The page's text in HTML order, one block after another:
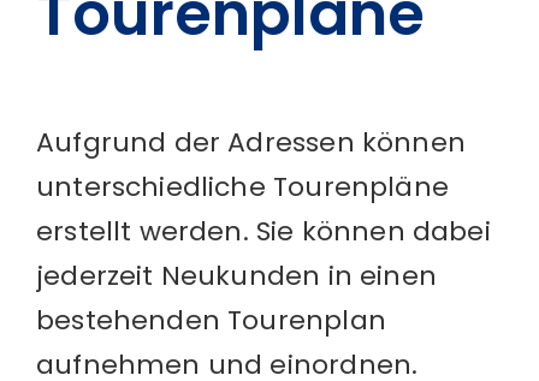
Aufgrund der Adressen können
unterschiedliche Tourenpläne
erstellt werden. Sie können dabei
jederzeit Neukunden in einen
bestehenden Tourenplan
aufnehmen und einordnen.